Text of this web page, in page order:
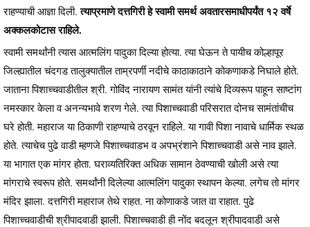
राहण्याची आज्ञा दिली.त्याप्रमाणे दत्तगिरी हे स्वामी समर्थ अवतारसमाधीपर्यंत १२ वर्षे
अक्कलकोटास राहिले.
स्वामी समर्थांनी त्यास आत्मलिंग पादुका दिल्या होत्या. त्या घेऊन ते पायीच कोल्हापूर
जिल्ह्यातील चंदगड तालुक्यातील ताम्रपर्णी नदीचे काठाकाठाने कोकणाकडे निघाले होते.
जाताना पिशाच्चवाडीतील श्री. गोविंद नारायण सामंत यांनी त्यांचे दिव्यरूप पाहून साष्टांग
नमस्कार केला व अनन्यभावे शरण गेले. त्या पिशाच्चवाडी परिसरात दोनच सामंतांचीच
घरे होती. महाराज या ठिकाणी राहण्याचे ठरवून राहिले. या गावी पिशा नावाचे धार्मिक स्थळ
होते. त्याचेच पुढे वाडी म्हणजे पिशाच्चवाडभ व अपभ्रंशाने पिशाच्चवाडी असे नाव झाले.
या भागात एक मांगर होता. घराव्यतिरिक्त अधिक सामान ठेवण्याची खोली असे त्या
मांगराचे स्वरूप होते. समर्थांनी दिलेल्या आत्मलिंग पादुका स्थापन केल्या. लगेच तो मांगर
मंदिर झाला. दत्तगिरी महाराज तेथे राहत. ना कोणाकडे जात वा राहात. पुढे
पिशाच्चवाडीची श्रीपादवाडी झाली. पिशाच्चवाडी ही नोंद बदलून श्रीपादवाडी असे